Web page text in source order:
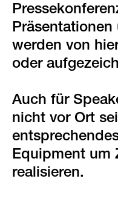
werden von
oder
Auch für
nicht vor Ort
Equipment um
realisieren.